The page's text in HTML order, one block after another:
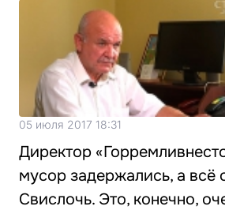
05 июля 2017 18:31
Директор
мусор задержались, а всё
Свислочь. Это, конечно,